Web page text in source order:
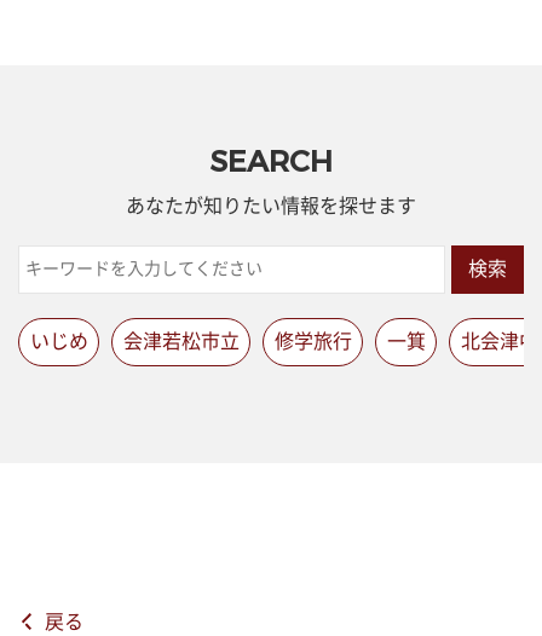
SEARCH
あなたが知りたい情報を探せます
検索
いじめ 会津若松市立 修学旅行 一箕 北会津中
戻る